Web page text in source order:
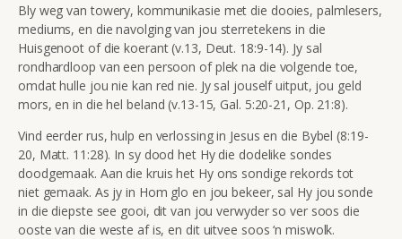
Bly weg van towery, kommunikasie met die dooies, palmlesers,
mediums, en die navolging van jou sterretekens in die
Huisgenoot of die koerant (v.13, Deut. 18:9-14). Jy sal
rondhardloop van een persoon of plek na die volgende toe,
omdat hulle jou nie kan red nie. Jy sal jouself uitput, jou geld
mors, en in die hel beland (v.13-15, Gal. 5:20-21, Op. 21:8).
Vind eerder rus, hulp en verlossing in Jesus en die Bybel (8:19-
20, Matt. 11:28). In sy dood het Hy die dodelike sondes
doodgemaak. Aan die kruis het Hy ons sondige rekords tot
niet gemaak. As jy in Hom glo en jou bekeer, sal Hy jou sonde
in die diepste see gooi, dit van jou verwyder so ver soos die
ooste van die weste af is, en dit uitvee soos ‘n miswolk.